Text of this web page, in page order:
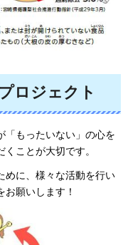
ロジェクト
「もったいない」の心を
ことが大切です。
めに、様々な活動を行い
願いします！